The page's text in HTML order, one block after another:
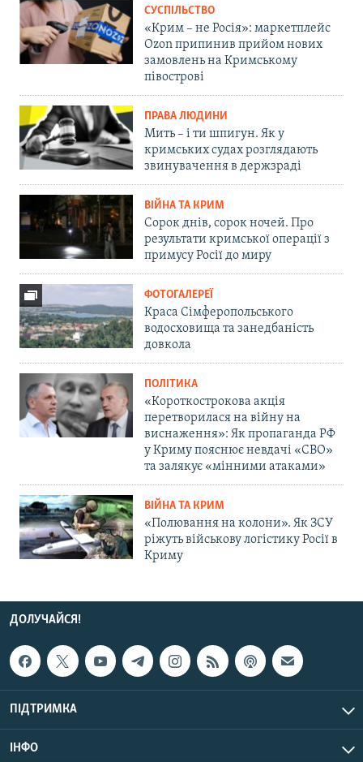
СУСПІЛЬСТВО
«Крим – не Росія»: маркетплейс
Ozon припинив прийом нових
замовлень на Кримському
півострові
ПРАВА ЛЮДИНИ
Мить – і ти шпигун. Як у
кримських судах розглядають
звинувачення в держзраді
ВІЙНА ТА КРИМ
Сорок днів, сорок ночей. Про
результати кримської операції з
примусу Росії до миру
ФОТОГАЛЕРЕЇ
Краса Сімферопольського
водосховища та занедбаність
довкола
ПОЛІТИКА
«Короткострокова акція
перетворилася на війну на
виснаження»: Як пропаганда РФ
у Криму пояснює невдачі «СВО»
та залякує «мінними атаками»
ВІЙНА ТА КРИМ
«Полювання на колони». Як ЗСУ
ріжуть військову логістику Росії в
Криму
ДОЛУЧАЙСЯ!
ПІДТРИМКА
ІНФО